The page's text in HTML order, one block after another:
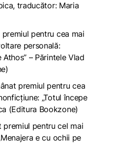
traducător: Maria
premiul pentru cea mai
personală:
– Părintele Vlad
premiul pentru cea
„Totul începe
(Editura Bookzone)
premiul pentru cel mai
e cu ochii pe